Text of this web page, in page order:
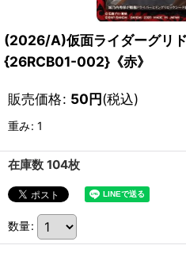
(2026/A)仮面ライダーグリド
{26RCB01-002}《赤》
販売価格: 50円(税込)
重み: 1
在庫数 104枚
数量: